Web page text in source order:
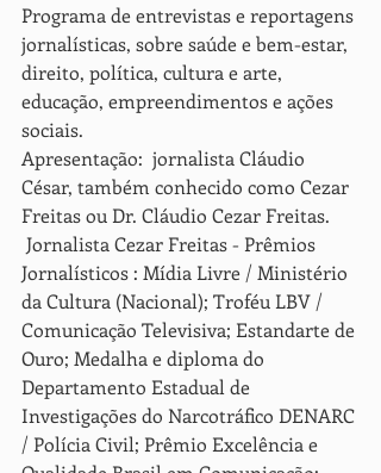
Programa de entrevistas e reportagens
jornalísticas, sobre saúde e bem-estar,
direito, política, cultura e arte,
educação, empreendimentos e ações
sociais.
Apresentação:  jornalista Cláudio
César, também conhecido como Cezar
Freitas ou Dr. Cláudio Cezar Freitas.
Jornalísticos : Mídia Livre / Ministério
da Cultura (Nacional); Troféu LBV /
Comunicação Televisiva; Estandarte de
Ouro; Medalha e diploma do
Departamento Estadual de
Investigações do Narcotráfico DENARC
/ Polícia Civil; Prêmio Excelência e